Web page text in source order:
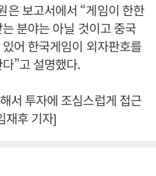
은 보고서에서 “게임이 한한
분야는 아닐 것이고 중국
어 한국게임이 외자판호를
”고 설명했다.
서 투자에 조심스럽게 접근
재후 기자]